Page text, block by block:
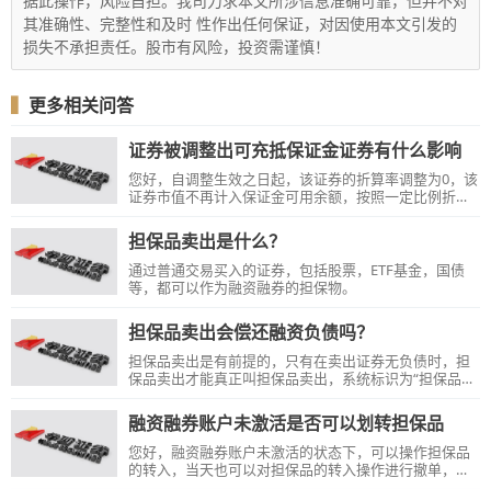
其准确性、完整性和及时 性作出任何保证，对因使用本文引发的
损失不承担责任。股市有风险，投资需谨慎！
▍ 更多相关问答
证券被调整出可充抵保证金证券有什么影响
您好，自调整生效之日起，该证券的折算率调整为0，该
证券市值不再计入保证金可用余额，按照一定比例折算
情况下转出该证券，也可以卖出该证券，但不得再买入
该证券。不允许转入该证券作为担保物。
担保品卖出是什么？
通过普通交易买入的证券，包括股票，ETF基金，国债
等，都可以作为融资融券的担保物。
担保品卖出会偿还融资负债吗？
担保品卖出是有前提的，只有在卖出证券无负债时，担
保品卖出才能真正叫担保品卖出，系统标识为“担保品卖
融资融券账户未激活是否可以划转担保品
您好，融资融券账户未激活的状态下，可以操作担保品
的转入，当天也可以对担保品的转入操作进行撤单，但